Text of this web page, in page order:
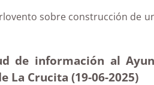
sobre
de información al
La Crucita (19-06-2025)